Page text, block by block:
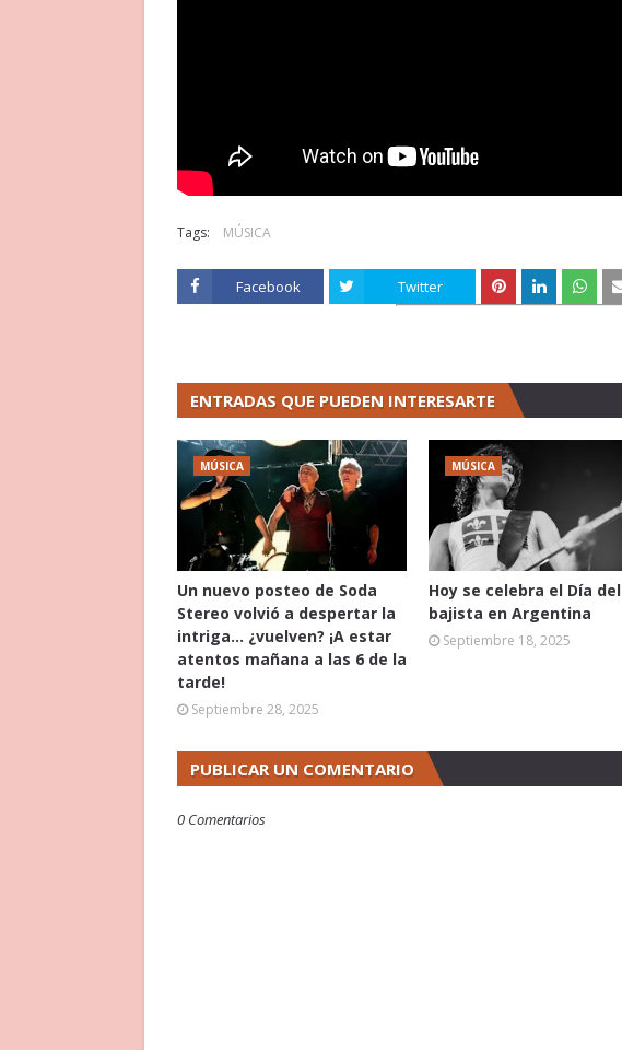
Tags: MÚSICA
Facebook Twitter
ENTRADAS QUE PUEDEN INTERESARTE
MÚSICA
Un nuevo posteo de Soda
Stereo volvió a despertar la
intriga... ¿vuelven? ¡A estar
atentos mañana a las 6 de la
tarde!
Septiembre 28, 2025
MÚSICA
Hoy se celebra el Día del
bajista en Argentina
Septiembre 18, 2025
PUBLICAR UN COMENTARIO
0 Comentarios